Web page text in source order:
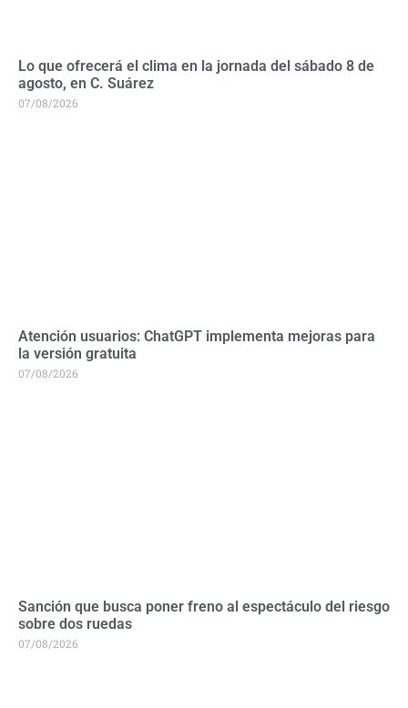
Lo que ofrecerá el clima en la jornada del sábado 8 de
agosto, en C. Suárez
07/08/2026
Atención usuarios: ChatGPT implementa mejoras para
la versión gratuita
07/08/2026
Sanción que busca poner freno al espectáculo del riesgo
sobre dos ruedas
07/08/2026